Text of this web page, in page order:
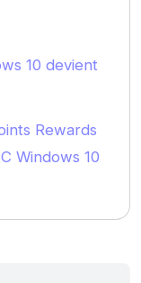
10 devient
Rewards
Windows 10